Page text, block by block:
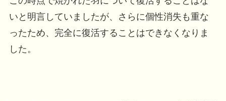
いと明言していましたが、さらに個性消失も重な
ったため、完全に復活することはできなくなりま
した。